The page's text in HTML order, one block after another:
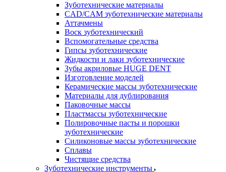
Зуботехнические материалы
CAD/CAM зуботехнические материалы
Аттачмены
Воск зуботехнический
Вспомогательные средства
Гипсы зуботехнические
Жидкости и лаки зуботехнические
Зубы акриловые HUGE DENT
Изготовление моделей
Керамические массы зуботехнические
Материалы для дублирования
Паковочные массы
Пластмассы зуботехнические
Полировочные пасты и порошки
зуботехнические
Силиконовые массы зуботехнические
Сплавы
Чистящие средства
Зуботехнические инструменты